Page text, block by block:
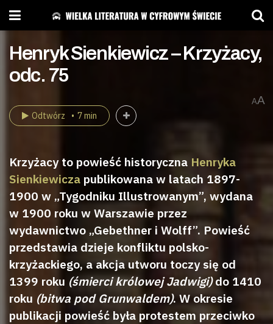
Henryk Sienkiewicz – Krzyżacy,
odc. 75
AA
Odtwórz 7 min
Krzyżacy to powieść historyczna Henryka
Sienkiewicza publikowana w latach 1897-
1900 w „Tygodniku Illustrowanym”, wydana
w 1900 roku w Warszawie przez
wydawnictwo „Gebethner i Wolff”. Powieść
przedstawia dzieje konfliktu polsko-
krzyżackiego, a akcja utworu toczy się od
1399 roku (śmierci królowej Jadwigi)do 1410
roku (bitwa pod Grunwaldem). W okresie
publikacji powieść była protestem przeciwko